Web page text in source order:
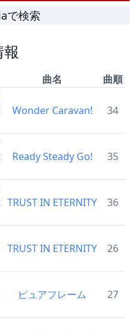
で検索
報
曲名 曲順
Wonder Caravan! 34
Ready Steady Go! 35
TRUST IN ETERNITY 36
TRUST IN ETERNITY 26
ピュアフレーム 27